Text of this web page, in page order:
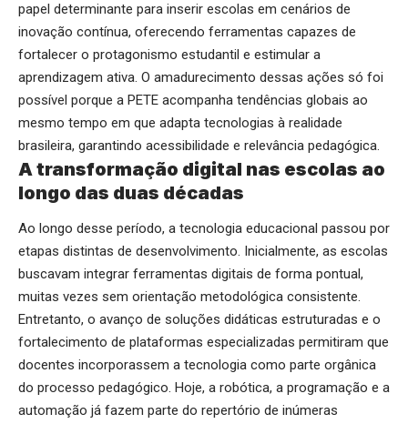
papel determinante para inserir escolas em cenários de
inovação contínua, oferecendo ferramentas capazes de
fortalecer o protagonismo estudantil e estimular a
aprendizagem ativa. O amadurecimento dessas ações só foi
possível porque a PETE acompanha tendências globais ao
mesmo tempo em que adapta tecnologias à realidade
brasileira, garantindo acessibilidade e relevância pedagógica.
A transformação digital nas escolas ao
longo das duas décadas
Ao longo desse período, a tecnologia educacional passou por
etapas distintas de desenvolvimento. Inicialmente, as escolas
buscavam integrar ferramentas digitais de forma pontual,
muitas vezes sem orientação metodológica consistente.
Entretanto, o avanço de soluções didáticas estruturadas e o
fortalecimento de plataformas especializadas permitiram que
docentes incorporassem a tecnologia como parte orgânica
do processo pedagógico. Hoje, a robótica, a programação e a
automação já fazem parte do repertório de inúmeras